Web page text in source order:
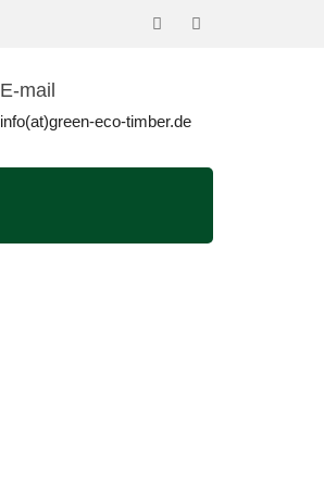
E-mail
info(at)green-eco-timber.de